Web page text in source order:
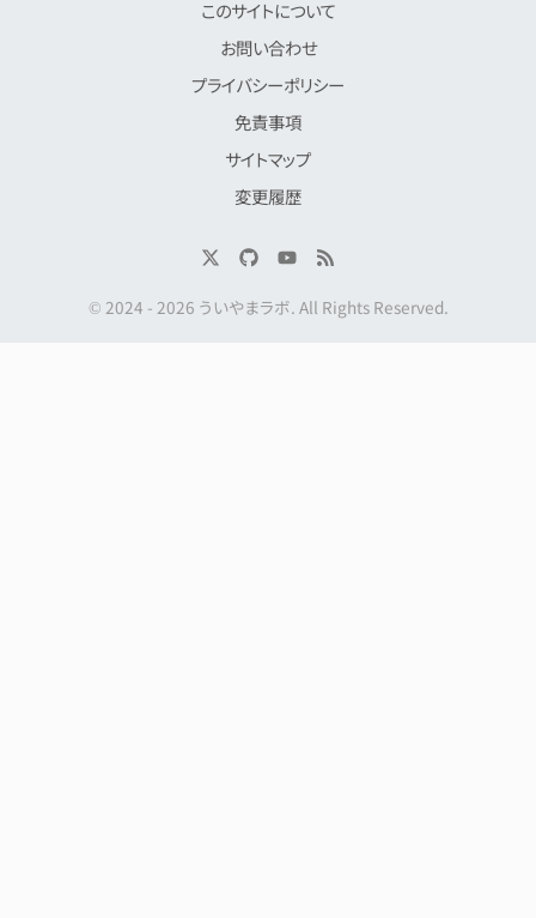
このサイトについて
お問い合わせ
プライバシーポリシー
免責事項
サイトマップ
変更履歴
© 2024 - 2026 ういやまラボ. All Rights Reserved.